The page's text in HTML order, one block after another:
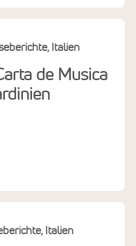
de Musica
Italien
Italien